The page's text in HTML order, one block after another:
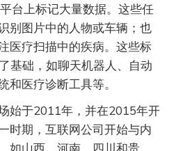
台上标记大量数据。这些任
别图片中的人物或车辆；也
医疗扫描中的疾病。这些标
基础，如聊天机器人、自动
和医疗诊断工具等。
始于2011年，并在2015年开
时期，互联网公司开始与内
如山西、河南、四川和贵